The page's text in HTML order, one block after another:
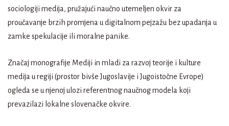
sociologiji medija, pružajući naučno utemeljen okvir za
proučavanje brzih promjena u digitalnom pejzažu bez upadanja u
zamke spekulacije ili moralne panike.
Značaj monografije Mediji in mladi za razvoj teorije i kulture
medija u regiji (prostor bivše Jugoslavije i Jugoistočne Evrope)
ogleda se u njenoj ulozi referentnog naučnog modela koji
prevazilazi lokalne slovenačke okvire.